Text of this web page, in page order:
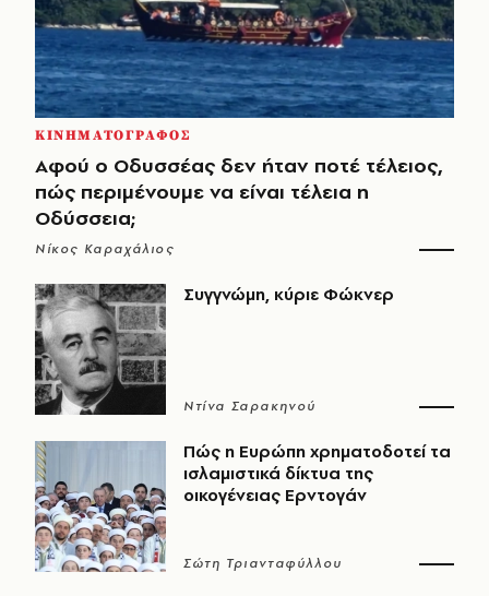
ΚΙΝΗΜΑΤΟΓΡΑΦΟΣ
Αφού ο Οδυσσέας δεν ήταν ποτέ τέλειος,
πώς περιμένουμε να είναι τέλεια η
Οδύσσεια;
Νίκος Καραχάλιος
Συγγνώμη, κύριε Φώκνερ
Ντίνα Σαρακηνού
Πώς η Ευρώπη χρηματοδοτεί τα
ισλαμιστικά δίκτυα της
οικογένειας Ερντογάν
Σώτη Τριανταφύλλου